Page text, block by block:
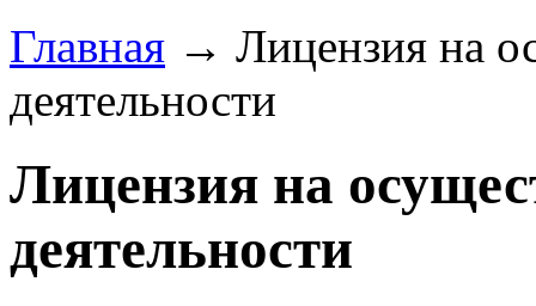
Главная → Лицензия на
деятельности
Лицензия на
деятельности